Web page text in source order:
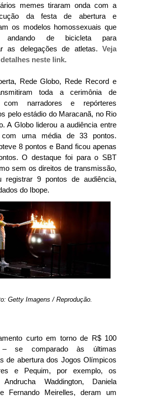
memes tiraram onda com a
da festa de abertura e
os modelos homossexuais que
andando de bicicleta para
as delegações de atletas. Veja
neste link.
Rede Globo, Rede Record e
toda a cerimônia de
com narradores e repórteres
pelo estádio do Maracanã, no Rio
A Globo liderou a audiência entre
uma média de 33 pontos.
8 pontos e Band ficou apenas
O destaque foi para o SBT
sem os direitos de transmissão,
registrar 9 pontos de audiência,
do Ibope.
Getty Imagens / Reprodução.
curto em torno de R$ 100
– se comparado às últimas
de abertura dos Jogos Olímpicos
e Pequim, por exemplo, os
Andrucha Waddington, Daniela
Fernando Meirelles, deram um